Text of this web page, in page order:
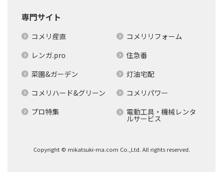
専門サイト
コメリ産直
コメリリフォーム
レンガ.pro
住急番
菜園&ガーデン
灯油宅配
コメリハード&グリーン
コメリパワー
プロ特集
電動工具・機械レンタ
ルサービス
Copyright © mikatsuki-ma.com Co.,Ltd. All rights reserved.